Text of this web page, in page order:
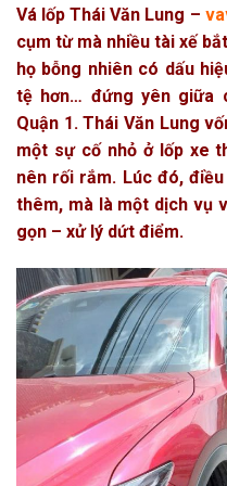
Vá lốp Thái Văn Lung –
cụm từ mà nhiều tài xế
họ bỗng nhiên có dấu
tệ hơn… đứng yên giữa
Quận 1. Thái Văn Lung
một sự cố nhỏ ở lốp xe
nên rối rắm. Lúc đó,
thêm, mà là một dịch vụ
gọn – xử lý dứt điểm.